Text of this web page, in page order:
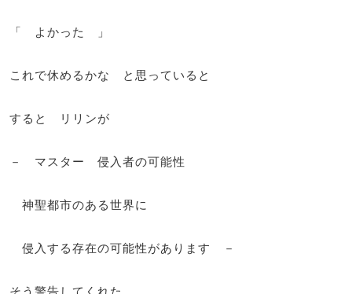
「 よかった 」
これで休めるかな と思っていると
すると リリンが
－ マスター 侵入者の可能性
神聖都市のある世界に
侵入する存在の可能性があります －
そう警告してくれた